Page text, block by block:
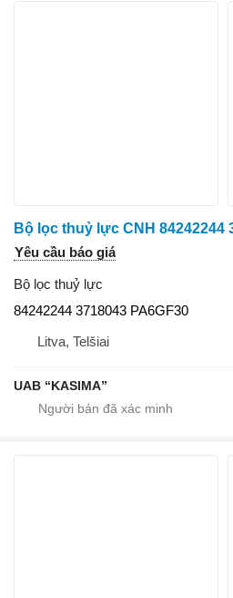
Yêu cầu báo giá
Bộ lọc thuỷ lực
84242244 3718043 PA6GF30
Litva, Telšiai
UAB “KASIMA”